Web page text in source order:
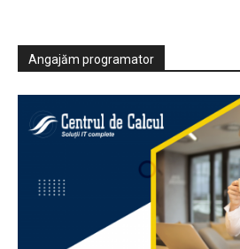
Angajăm programator